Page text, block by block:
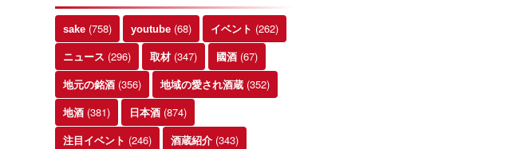
sake (758) youtube (68) イベント (262)
ニュース (296) 取材 (347) 國酒 (67)
地元の銘酒 (356) 地域の愛され酒蔵 (352)
地酒 (381) 日本酒 (874)
注目イベント (246) 酒蔵紹介 (343)